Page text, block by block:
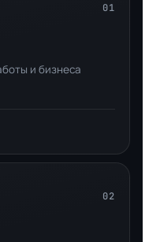
01
и бизнеса
02